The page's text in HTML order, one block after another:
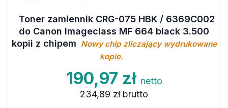
Toner zamiennik CRG-075 HBK / 6369C002
do Canon Imageclass MF 664 black 3.500
kopii z chipem Nowy chip zliczający wydrukowane
kopie.
190,97 zł netto
234,89 zł brutto